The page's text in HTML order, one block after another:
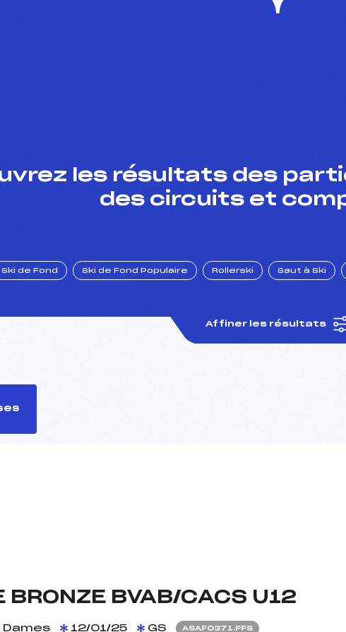
les résultats des
des circuits et
Ski de Fond Ski de Fond Populaire Rollerski Saut à Ski
Affiner les résultats
BRONZE BVAB/CACS U12
Dames 12/01/25 GS ASAF0371.FFS